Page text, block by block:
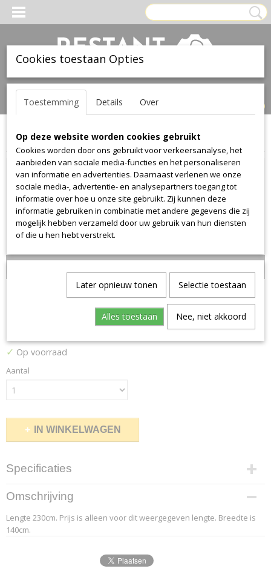
Inloggen Registreren
(0)
Home >Stof>Kvadrat>Canvas>Canvas 296
Canvas 296
✓ Op voorraad
Aantal
IN WINKELWAGEN
Specificaties
Productcode leverancier
8.2
Afmetingen (l,b,h)
230 x 140 x 0 cm
Omschrijving
Lengte 230cm. Prijs is alleen voor dit weergegeven lengte. Breedte is
140cm.
Cookies toestaan Opties
Toestemming Details Over
Op deze website worden cookies gebruikt
Cookies worden door ons gebruikt voor verkeersanalyse, het
aanbieden van sociale media-functies en het personaliseren
van informatie en advertenties. Daarnaast verlenen we onze
sociale media-, advertentie- en analysepartners toegang tot
informatie over hoe u onze site gebruikt. Zij kunnen deze
informatie gebruiken in combinatie met andere gegevens die zij
mogelijk hebben verzameld door uw gebruik van hun diensten
of die u hen hebt verstrekt.
Later opnieuw tonen Selectie toestaan
Alles toestaan Nee, niet akkoord